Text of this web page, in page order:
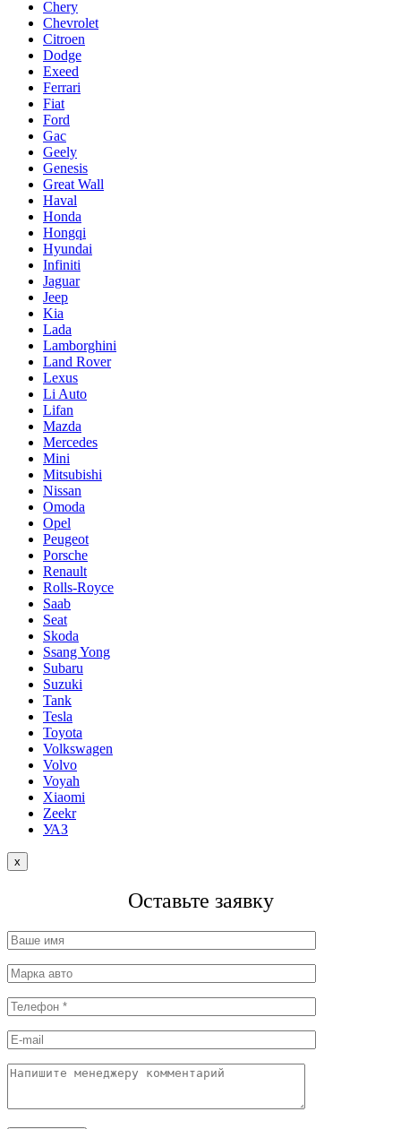
Chery
Chevrolet
Citroen
Dodge
Exeed
Ferrari
Fiat
Ford
Gac
Geely
Genesis
Great Wall
Haval
Honda
Hongqi
Hyundai
Infiniti
Jaguar
Jeep
Kia
Lada
Lamborghini
Land Rover
Lexus
Li Auto
Lifan
Mazda
Mercedes
Mini
Mitsubishi
Nissan
Omoda
Opel
Peugeot
Porsche
Renault
Rolls-Royce
Saab
Seat
Skoda
Ssang Yong
Subaru
Suzuki
Tank
Tesla
Toyota
Volkswagen
Volvo
Voyah
Xiaomi
Zeekr
УАЗ
x
Оставьте заявку